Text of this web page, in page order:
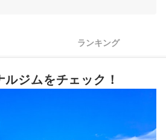
は、レンタル品や設備が豊富なジムが便利
選おすすめ人気ランキング
？一般のジムとの違いって何？
ランキング
ジムをチェック！